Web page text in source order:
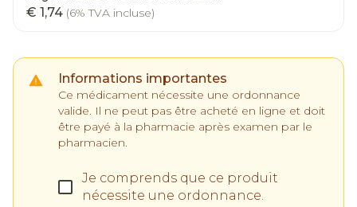
€ 1,74 (6% TVA incluse)
Informations importantes
Ce médicament nécessite une ordonnance
valide. Il ne peut pas être acheté en ligne et doit
être payé à la pharmacie après examen par le
pharmacien.
Je comprends que ce produit
nécessite une ordonnance.